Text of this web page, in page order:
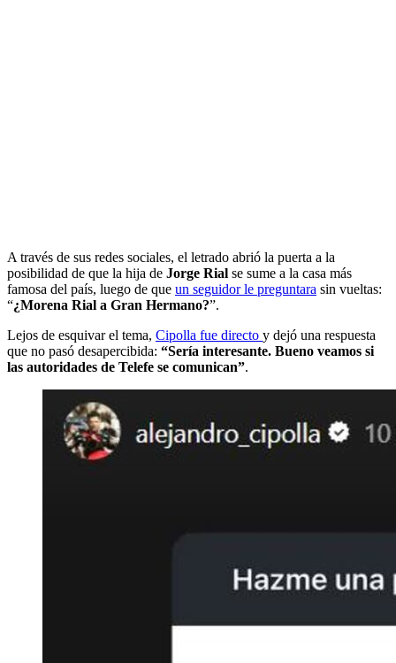
A través de sus redes sociales, el letrado abrió la puerta a la
posibilidad de que la hija de Jorge Rial se sume a la casa más
famosa del país, luego de que un seguidor le preguntara sin vueltas:
“¿Morena Rial a Gran Hermano?”.
Lejos de esquivar el tema, Cipolla fue directo y dejó una respuesta
que no pasó desapercibida: “Sería interesante. Bueno veamos si
las autoridades de Telefe se comunican”.